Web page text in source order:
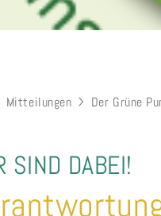
Mitteilungen Der Grüne
SIND DABEI!